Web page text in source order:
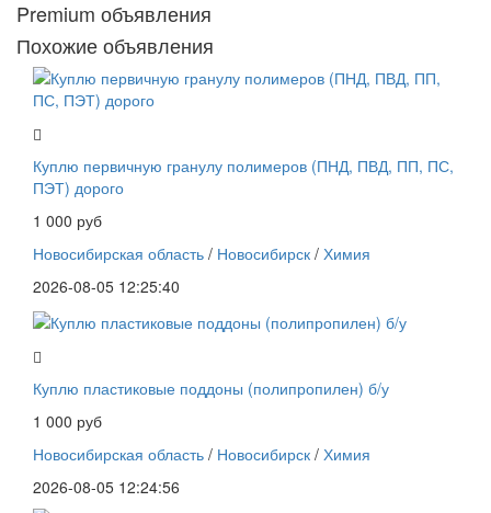
Premium объявления
Похожие объявления
Куплю первичную гранулу полимеров (ПНД, ПВД, ПП, ПС,
ПЭТ) дорого
1 000 руб
Новосибирская область / Новосибирск / Химия
2026-08-05 12:25:40
Куплю пластиковые поддоны (полипропилен) б/у
1 000 руб
Новосибирская область / Новосибирск / Химия
2026-08-05 12:24:56